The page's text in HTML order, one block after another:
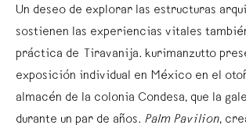
Un deseo de explorar las estructuras
sostienen las experiencias vitales
práctica de Tiravanija. kurimanzutto
exposición individual en México en el
almacén de la colonia Condesa, que la
durante un par de años. Palm Pavilion,